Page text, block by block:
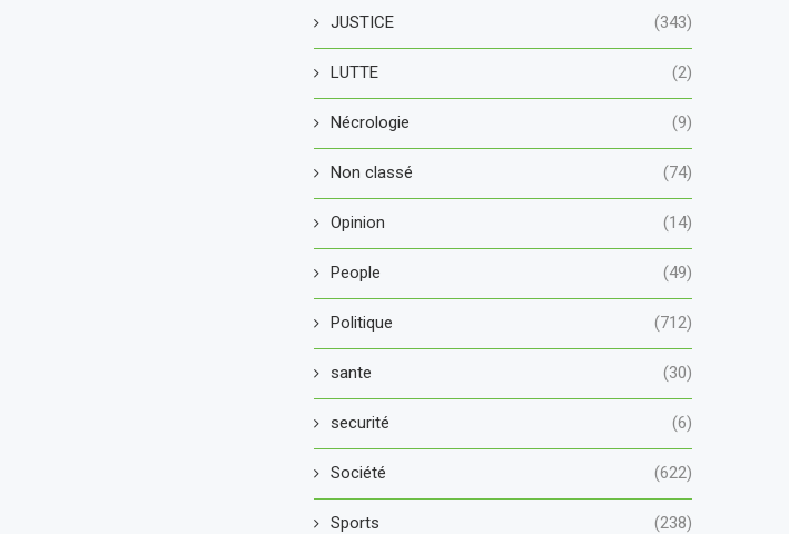
JUSTICE (343)
LUTTE (2)
Nécrologie (9)
Non classé (74)
Opinion (14)
People (49)
Politique (712)
sante (30)
securité (6)
Société (622)
Sports (238)